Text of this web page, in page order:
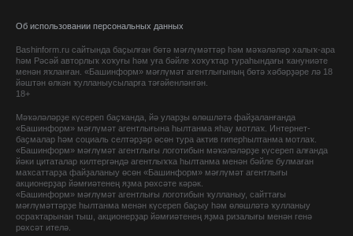
Об использовании персональных данных
Bashinform.ru сайтында баҫылған бөтә мәғлүмәттәр һәм мәҡәләләр халыҡ-ара
һәм Рәсәй авторлыҡ хоҡуғы һәм уға бәйле хоҡуҡтар тураһындағы ҡануниәте
менән яҡланған. «Башинформ» мәғлүмәт агентлығының бөтә хәбәрҙәре лә 18
йәштән өлкән ҡулланыусыларға тәғәйенләнгән.
18+
Мәҡәләләрҙе күсереп баҫҡанда, йә уларҙы өлөшләтә файҙаланғанда
«Башинформ» мәғлүмәт агентлығына һылтанма яһау мотлаҡ. Интернет-
баҫмалар һәм социаль селтәрҙәр өсөн тура актив гиперһылтанма мотлаҡ.
«Башинформ» мәғлүмәт агентлығы логотибын мәҡәләләрҙе күсереп алғанда
йәки цитаталар килтергәндә агентлыҡҡа һылтанма менән бәйле булмаған
маҡсаттарҙа файҙаланыу өсөн «Башинформ» мәғлүмәт агентлығы
акционерҙар йәмғиәтенең яҙма рөхсәте кәрәк.
«Башинформ» мәғлүмәт агентлығы логотибын ҡулланыу, сайттағы
мәғлүмәттәрҙе һылтанма менән күсереп баҫыу һәм өлөшләтә ҡулланыу
осраҡтарынан тыш, акционерҙар йәмғиәтенең яҙма ризалығы менән генә
рөхсәт ителә.